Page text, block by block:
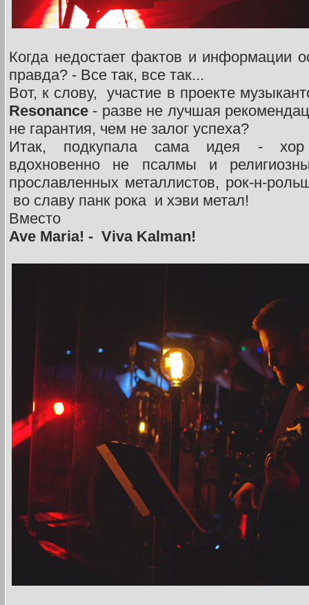
Когда недостает фактов и информации
правда? - Все так, все так...
Вот, к слову, участие в проекте
Resonance - разве не лучшая
не гарантия, чем не залог успеха?
Итак, подкупала сама идея - хор
вдохновенно не псалмы и
прославленных металлистов, рок-н-
во славу панк рока и хэви метал!
Вместо
Ave Maria! - Viva Kalman!